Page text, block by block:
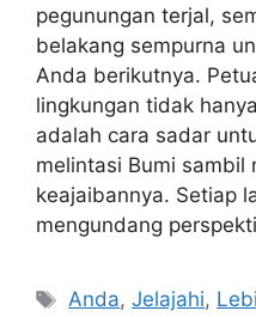
pegunungan terjal,
belakang sempurna
Anda berikutnya.
lingkungan tidak
adalah cara sadar
melintasi Bumi sambil
keajaibannya. Setiap
mengundang
Tags
Anda,Jelajahi,